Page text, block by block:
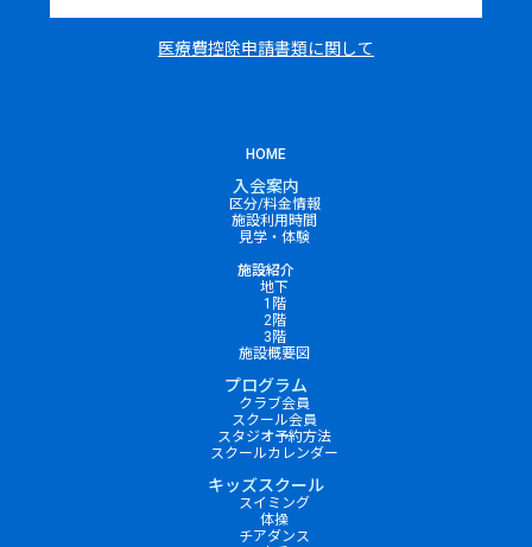
医療費控除申請書類に関して
HOME
入会案内
区分/料金情報
施設利用時間
見学・体験
施設紹介
地下
1階
2階
3階
施設概要図
プログラム
クラブ会員
スクール会員
スタジオ予約方法
スクールカレンダー
キッズスクール
スイミング
体操
チアダンス